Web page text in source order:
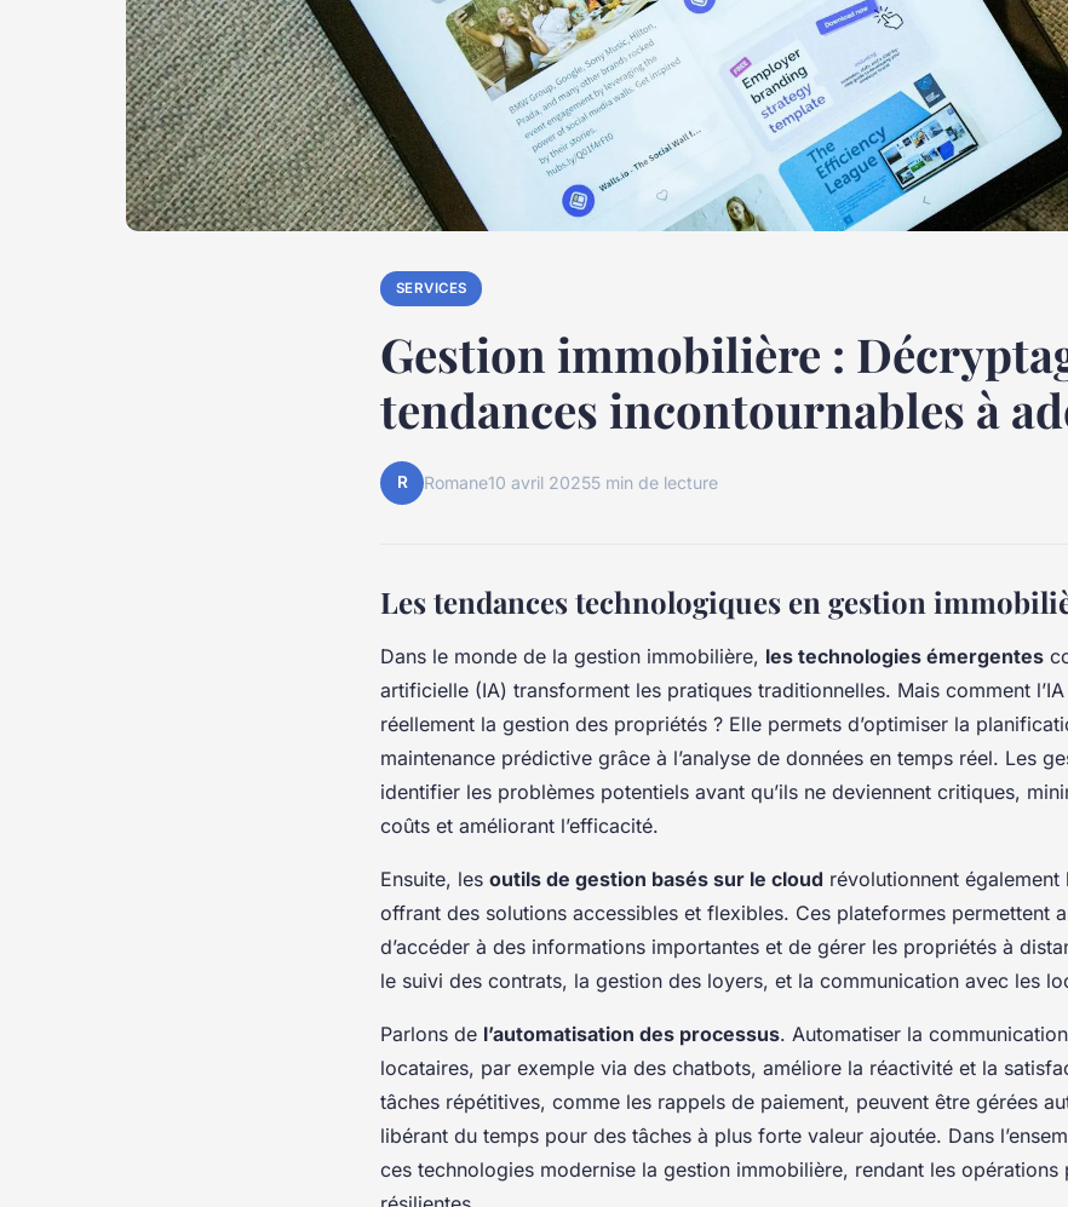
SERVICES
Gestion immobilière :
tendances incontournables à
R Romane10 avril 20255 min de lecture
Les tendances technologiques en gestion
Dans le monde de la gestion immobilière, les technologies émergentes
artificielle (IA) transforment les pratiques traditionnelles. Mais comment
réellement la gestion des propriétés ? Elle permets d’optimiser la
maintenance prédictive grâce à l’analyse de données en temps réel. Les
identifier les problèmes potentiels avant qu’ils ne deviennent critiques,
coûts et améliorant l’efficacité.
Ensuite, les outils de gestion basés sur le cloud révolutionnent également
offrant des solutions accessibles et flexibles. Ces plateformes permettent
d’accéder à des informations importantes et de gérer les propriétés à
le suivi des contrats, la gestion des loyers, et la communication avec les
Parlons de l’automatisation des processus. Automatiser la
locataires, par exemple via des chatbots, améliore la réactivité et la
tâches répétitives, comme les rappels de paiement, peuvent être gérées
libérant du temps pour des tâches à plus forte valeur ajoutée. Dans
ces technologies modernise la gestion immobilière, rendant les opérations